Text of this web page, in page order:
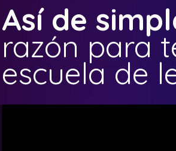
Así de
razón para
escuela de